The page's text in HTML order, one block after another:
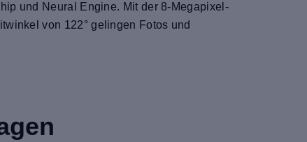
und Neural Engine. Mit der 8-Megapixel-
von 122° gelingen Fotos und